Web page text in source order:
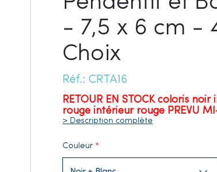
- 7,5 x 6 cm -
Choix
Réf.: CRTA16
RETOUR EN STOCK coloris
rouge intérieur rouge PREVU
> Description complète
Couleur